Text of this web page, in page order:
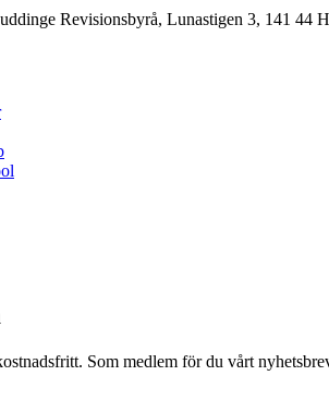
Revisionsbyrå, Lunastigen 3, 141 44
Som medlem för du vårt